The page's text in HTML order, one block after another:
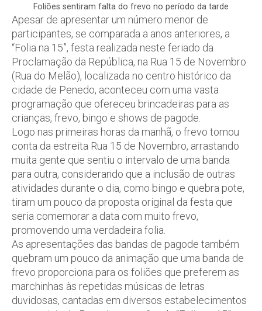
Foliões sentiram falta do frevo no período da tarde
Apesar de apresentar um número menor de
participantes, se comparada a anos anteriores, a
“Folia na 15”, festa realizada neste feriado da
Proclamação da República, na Rua 15 de Novembro
(Rua do Melão), localizada no centro histórico da
cidade de Penedo, aconteceu com uma vasta
programação que ofereceu brincadeiras para as
crianças, frevo, bingo e shows de pagode.
Logo nas primeiras horas da manhã, o frevo tomou
conta da estreita Rua 15 de Novembro, arrastando
muita gente que sentiu o intervalo de uma banda
para outra, considerando que a inclusão de outras
atividades durante o dia, como bingo e quebra pote,
tiram um pouco da proposta original da festa que
seria comemorar a data com muito frevo,
promovendo uma verdadeira folia.
As apresentações das bandas de pagode também
quebram um pouco da animação que uma banda de
frevo proporciona para os foliões que preferem as
marchinhas às repetidas músicas de letras
duvidosas, cantadas em diversos estabelecimentos